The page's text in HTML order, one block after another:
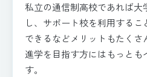
私立の通信制高校であれば
し、サポート校を利用する
できるなどメリットもたく
進学を目指す方にはもっとも
す。